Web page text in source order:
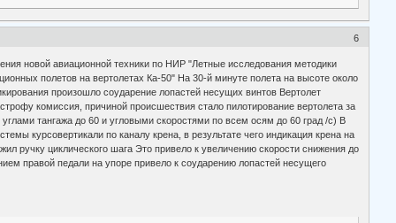
6
новой авиационной техники по НИР "Летные исследования методики
полетов на вертолетах Ка-50" На 30-й минуте полета на высоте около
произошло соударение лопастей несущих винтов Вертолет
комиссия, причиной происшествия стало пилотирование вертолета за
тангажа до 60 и угловыми скоростями по всем осям до 60 град /с) В
курсовертикали по каналу крена, в результате чего индикация крена на
ручку циклического шага Это привело к увеличению скорости снижения до
правой педали на упоре привело к соударению лопастей несущего